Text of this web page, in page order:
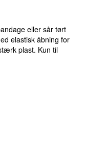
eller sår tørt
elastisk åbning for
plast. Kun til